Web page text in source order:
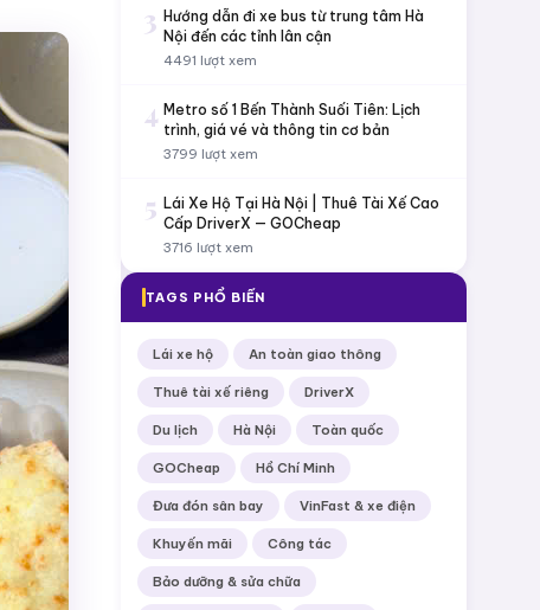
3 Hướng dẫn đi xe bus từ trung tâm Hà
Nội đến các tỉnh lân cận
4491 lượt xem
4 Metro số 1 Bến Thành Suối Tiên: Lịch
trình, giá vé và thông tin cơ bản
3799 lượt xem
5 Lái Xe Hộ Tại Hà Nội | Thuê Tài Xế Cao
Cấp DriverX — GOCheap
3716 lượt xem
TAGS PHỔ BIẾN
Lái xe hộ An toàn giao thông
Thuê tài xế riêng DriverX
Du lịch Hà Nội Toàn quốc
GOCheap Hồ Chí Minh
Đưa đón sân bay VinFast & xe điện
Khuyến mãi Công tác
Bảo dưỡng & sửa chữa